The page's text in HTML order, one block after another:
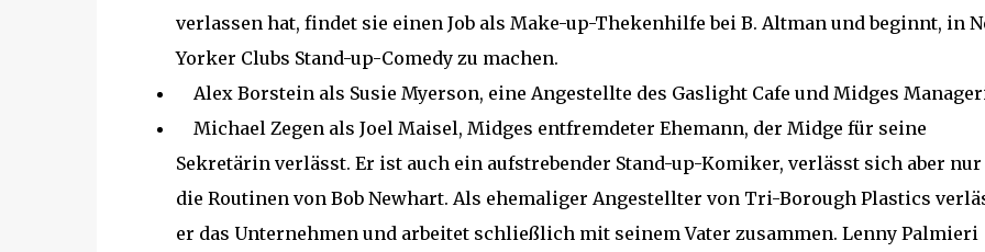
verlassen hat, findet sie einen Job als Make-up-Thekenhilfe bei B. Altman und beginnt, in
Yorker Clubs Stand-up-Comedy zu machen.
Alex Borstein als Susie Myerson, eine Angestellte des Gaslight Cafe und Midges
Michael Zegen als Joel Maisel, Midges entfremdeter Ehemann, der Midge für seine
Sekretärin verlässt. Er ist auch ein aufstrebender Stand-up-Komiker, verlässt sich aber nur
die Routinen von Bob Newhart. Als ehemaliger Angestellter von Tri-Borough Plastics
er das Unternehmen und arbeitet schließlich mit seinem Vater zusammen. Lenny Palmieri